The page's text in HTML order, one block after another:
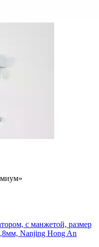
с манжетой, размер
Nanjing Hong An